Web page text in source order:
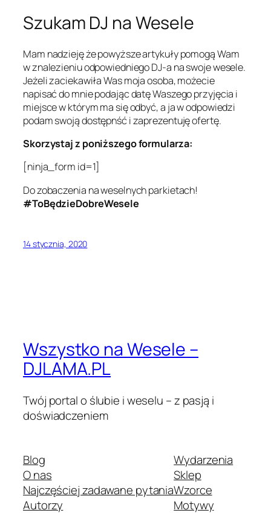
Szukam DJ na Wesele
Mam nadzieję że powyższe artykuły pomogą Wam
w znalezieniu odpowiedniego DJ-a na swoje wesele.
Jeżeli zaciekawiła Was moja osoba, możecie
napisać do mnie podając datę Waszego przyjęcia i
miejsce w którym ma się odbyć, a ja w odpowiedzi
podam swoją dostępnść i zaprezentuję ofertę.
Skorzystaj z poniższego formularza:
[ninja_form id=1]
Do zobaczenia na weselnych parkietach!
#ToBędzieDobreWesele
14 stycznia, 2020
Wszystko na Wesele –
DJLAMA.PL
Twój portal o ślubie i weselu – z pasją i
doświadczeniem
Blog
O nas
Najczęściej zadawane pytania
Autorzy
Wydarzenia
Sklep
Wzorce
Motywy